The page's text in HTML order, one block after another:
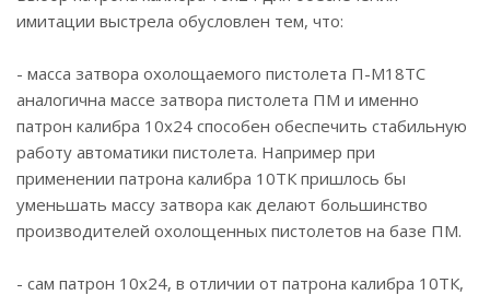
имитации выстрела обусловлен тем, что:
- масса затвора охолощаемого пистолета П-М18ТС
аналогична массе затвора пистолета ПМ и именно
патрон калибра 10х24 способен обеспечить стабильную
работу автоматики пистолета. Например при
применении патрона калибра 10ТК пришлось бы
уменьшать массу затвора как делают большинство
производителей охолощенных пистолетов на базе ПМ.
- сам патрон 10х24, в отличии от патрона калибра 10ТК,